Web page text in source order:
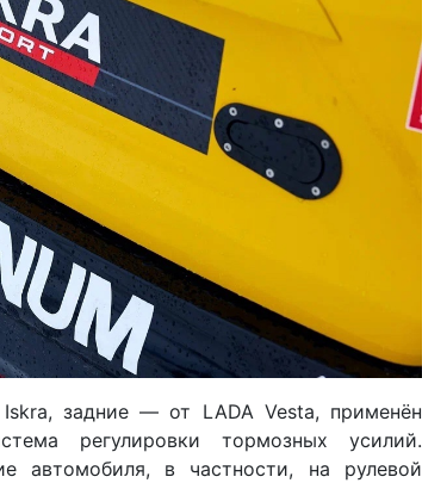
задние — от LADA Vesta, применён
регулировки тормозных усилий.
автомобиля, в частности, на рулевой